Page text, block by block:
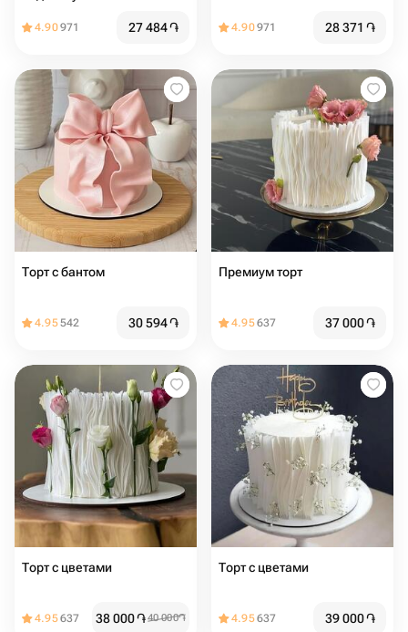
4.90971 27 484֏ 4.90971 28 371 ֏
Торт с бантом
4.95542 30 594֏
Премиум торт
4.95637 37 000֏
Торт с цветами️
4.95637 38 000֏40 000֏
Торт с цветами
4.95637 39 000֏